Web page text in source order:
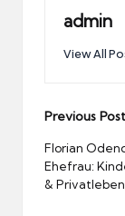
admin
View All
Post
Previous Post
Florian
Ehefrau:
& Privatleben